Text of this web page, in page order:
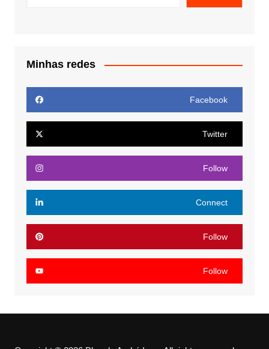
Minhas redes
Facebook
Twitter
Follow
Connect
Follow
Follow